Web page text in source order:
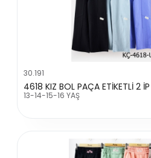
30.191
4618 KIZ BOL PAÇA ETİKETLİ 2
13-14-15-16 YAŞ